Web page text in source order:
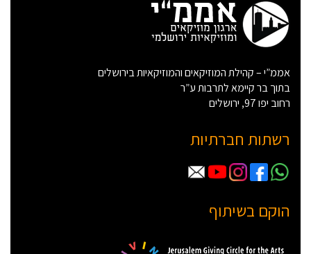
אממ”י – קהילת המוזיקאים והמוזיקאיות בירושלים
בתוך בר קיימא לתרבות ע”ר
רחוב יפו 97, ירושלים
רשתות חברתיות
הוקם בשיתוף